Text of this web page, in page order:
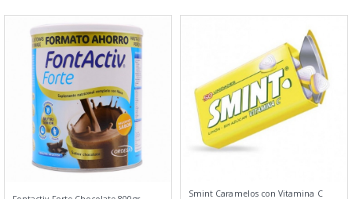
Smint Caramelos con Vitamina C